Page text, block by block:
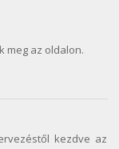
meg az oldalon.
kezdve az